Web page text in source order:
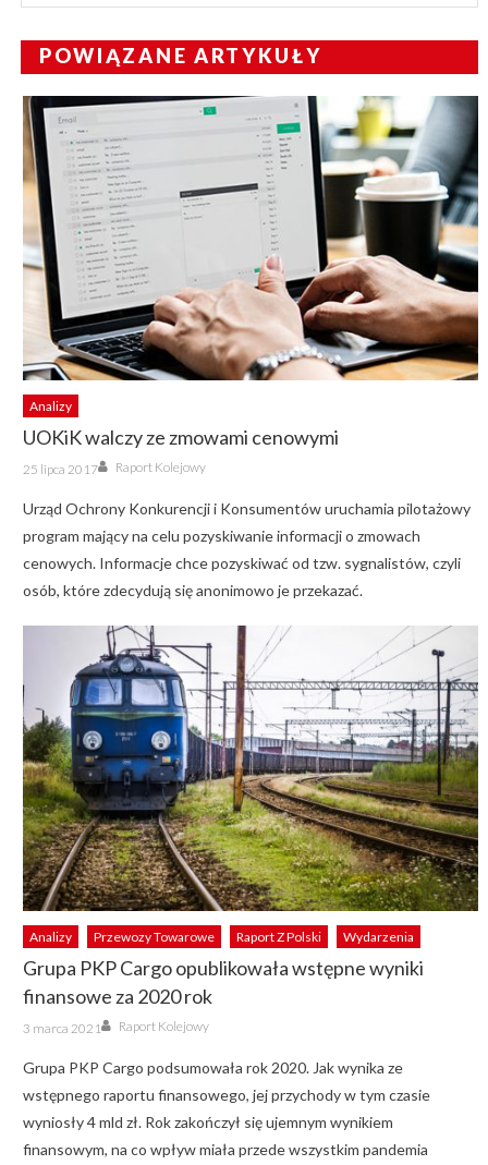
POWIĄZANE ARTYKUŁY
Analizy
UOKiK walczy ze zmowami cenowymi
Posted
on
25 lipca 2017 Author
Raport Kolejowy
Urząd Ochrony Konkurencji i Konsumentów uruchamia pilotażowy
program mający na celu pozyskiwanie informacji o zmowach
cenowych. Informacje chce pozyskiwać od tzw. sygnalistów, czyli
osób, które zdecydują się anonimowo je przekazać.
Analizy Przewozy Towarowe Raport Z Polski Wydarzenia
Grupa PKP Cargo opublikowała wstępne wyniki
finansowe za 2020 rok
Posted
on
3 marca 2021 Author
Raport Kolejowy
Grupa PKP Cargo podsumowała rok 2020. Jak wynika ze
wstępnego raportu finansowego, jej przychody w tym czasie
wyniosły 4 mld zł. Rok zakończył się ujemnym wynikiem
finansowym, na co wpływ miała przede wszystkim pandemia